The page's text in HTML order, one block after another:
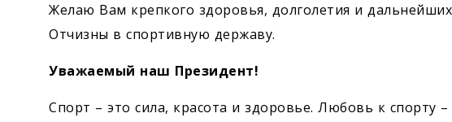
Спорт
Желаю Вам крепкого здоровья, долголетия и
Отчизны в спортивную державу.
Уважаемый наш Президент!
Спорт – это сила, красота и здо­ровье. Любовь к спорту